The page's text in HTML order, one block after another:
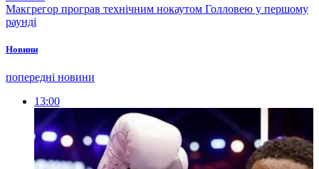
Макгрегор програв технічним нокаутом Голловею у першому
раунді
Новини
попередні новини
13:00